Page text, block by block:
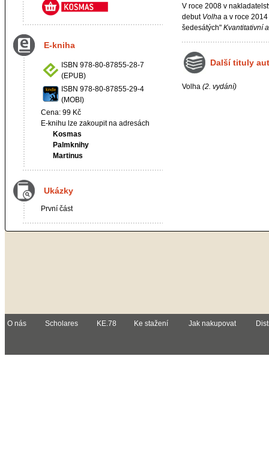
E-kniha
ISBN 978-80-87855-28-7
(EPUB)
ISBN 978-80-87855-29-4
(MOBI)
Cena: 99 Kč
E-knihu lze zakoupit na adresách
Kosmas
Palmknihy
Martinus
Ukázky
První část
V roce 2008 v
debut Volha a v roce
šedesátých" Kvantitativní
Další tituly
Volha (2. vydání)
O nás Scholares KE.78 Ke stažení Jak nakupovat